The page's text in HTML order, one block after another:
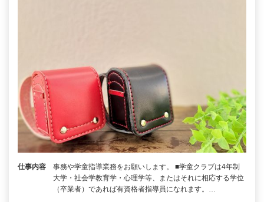
仕事内容
事務や学童指導業務をお願いします。 ■学童クラブは4年制
大学・社会学教育学・心理学等、またはそれに相応する学位
（卒業者）であれば有資格者指導員になれます。…